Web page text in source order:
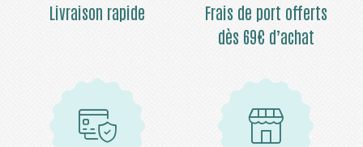
Livraison rapide
Frais de port offerts
dès 69€ d’achat